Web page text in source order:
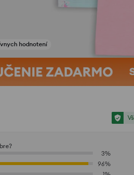
hodnotení
z recenzií
3%
96%